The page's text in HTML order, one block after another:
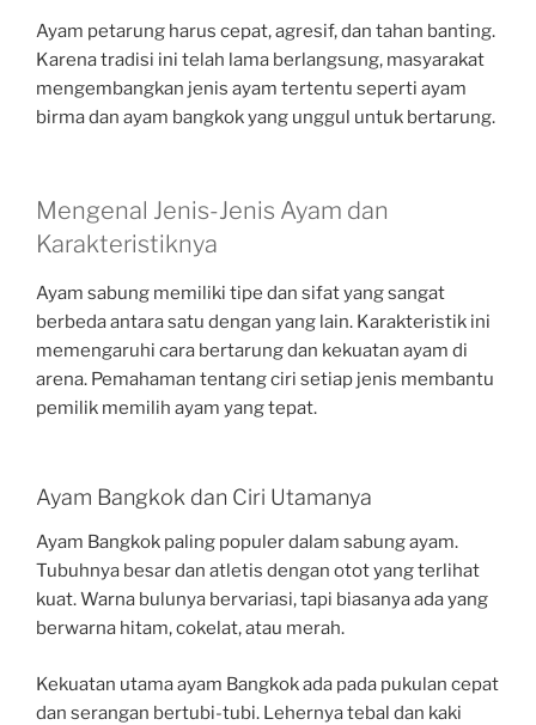
Ayam petarung harus cepat, agresif, dan tahan banting.
Karena tradisi ini telah lama berlangsung, masyarakat
mengembangkan jenis ayam tertentu seperti ayam
birma dan ayam bangkok yang unggul untuk bertarung.
Mengenal Jenis-Jenis Ayam dan
Karakteristiknya
Ayam sabung memiliki tipe dan sifat yang sangat
berbeda antara satu dengan yang lain. Karakteristik ini
memengaruhi cara bertarung dan kekuatan ayam di
arena. Pemahaman tentang ciri setiap jenis membantu
pemilik memilih ayam yang tepat.
Ayam Bangkok dan Ciri Utamanya
Ayam Bangkok paling populer dalam sabung ayam.
Tubuhnya besar dan atletis dengan otot yang terlihat
kuat. Warna bulunya bervariasi, tapi biasanya ada yang
berwarna hitam, cokelat, atau merah.
Kekuatan utama ayam Bangkok ada pada pukulan cepat
dan serangan bertubi-tubi. Lehernya tebal dan kaki